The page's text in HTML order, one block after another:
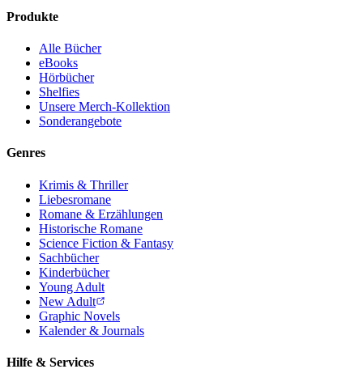
Produkte
Alle Bücher
eBooks
Hörbücher
Shelfies
Unsere Merch-Kollektion
Sonderangebote
Genres
Krimis & Thriller
Liebesromane
Romane & Erzählungen
Historische Romane
Science Fiction & Fantasy
Sachbücher
Kinderbücher
Young Adult
New Adult
Graphic Novels
Kalender & Journals
Hilfe & Services